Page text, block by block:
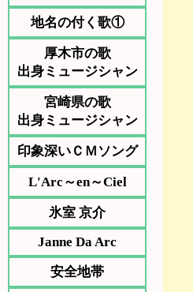
地名の付く歌①
厚木市の歌
出身ミュージシャン
宮崎県の歌
出身ミュージシャン
印象深いＣＭソング
L'Arc～en～Ciel
氷室 京介
Janne Da Arc
安全地帯